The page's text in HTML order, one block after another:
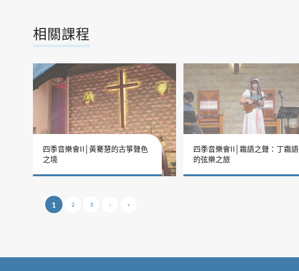
相關課程
四季音樂會II│黃騫慧的古箏聲色
之境
四季音樂會II│霜語之聲：丁霜語
的弦樂之旅
1 2 3 › »